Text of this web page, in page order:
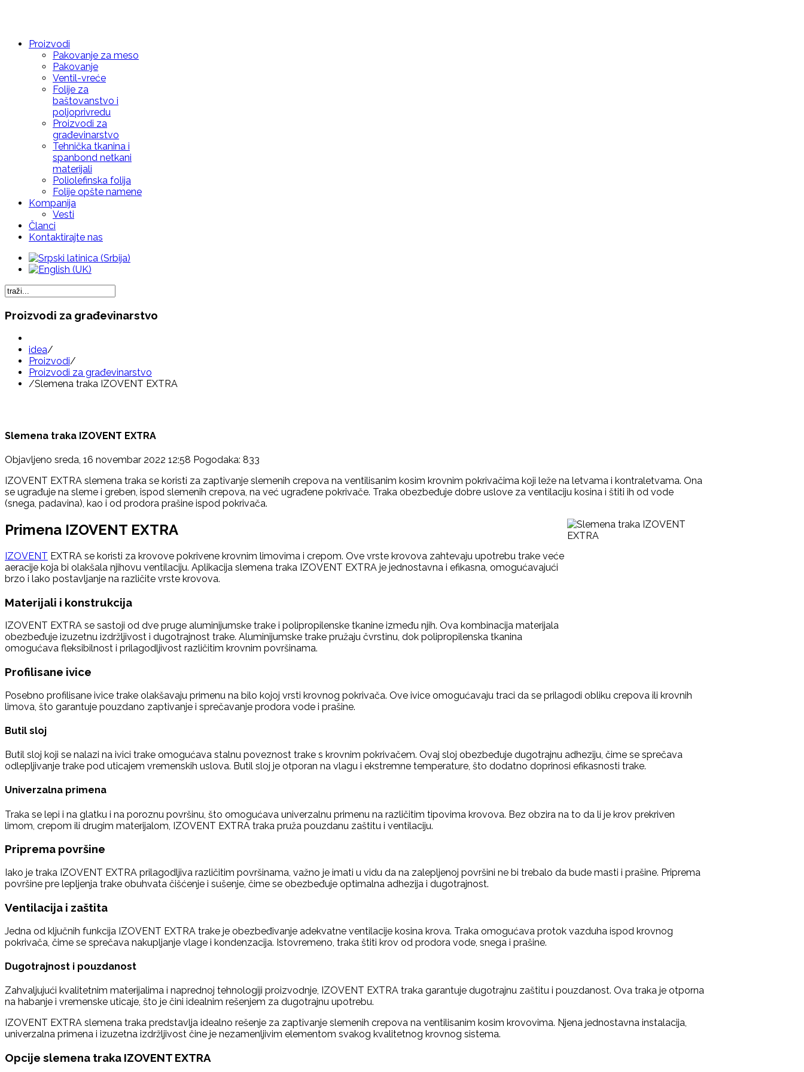
Proizvodi
Pakovanje za meso
Pakovanje
Ventil-vreće
Folije za
baštovanstvo i
poljoprivredu
Proizvodi za
građevinarstvo
Tehnička tkanina i
spanbond netkani
materijali
Poliolefinska folija
Folije opšte namene
Kompanija
Vesti
Članci
Kontaktirajte nas
Proizvodi za građevinarstvo
idea/
Proizvodi/
Proizvodi za građevinarstvo
/Slemena traka IZOVENT EXTRA
Slemena traka IZOVENT EXTRA
Objavljeno sreda, 16 novembar 2022 12:58 Pogodaka: 833
IZOVENT EXTRA slemena traka se koristi za zaptivanje slemenih crepova na ventilisanim kosim krovnim pokrivačima koji leže na letvama i kontraletvama. Ona
se ugrađuje na sleme i greben, ispod slemenih crepova, na već ugrađene pokrivače. Traka obezbeđuje dobre uslove za ventilaciju kosina i štiti ih od vode
(snega, padavina), kao i od prodora prašine ispod pokrivača.
Primena IZOVENT EXTRA
IZOVENT EXTRA se koristi za krovove pokrivene krovnim limovima i crepom. Ove vrste krovova zahtevaju upotrebu trake veće
aeracije koja bi olakšala njihovu ventilaciju. Aplikacija slemena traka IZOVENT EXTRA je jednostavna i efikasna, omogućavajući
brzo i lako postavljanje na različite vrste krovova.
Materijali i konstrukcija
IZOVENT EXTRA se sastoji od dve pruge aluminijumske trake i polipropilenske tkanine između njih. Ova kombinacija materijala
obezbeđuje izuzetnu izdržljivost i dugotrajnost trake. Aluminijumske trake pružaju čvrstinu, dok polipropilenska tkanina
omogućava fleksibilnost i prilagodljivost različitim krovnim površinama.
Profilisane ivice
Posebno profilisane ivice trake olakšavaju primenu na bilo kojoj vrsti krovnog pokrivača. Ove ivice omogućavaju traci da se prilagodi obliku crepova ili krovnih
limova, što garantuje pouzdano zaptivanje i sprečavanje prodora vode i prašine.
Butil sloj
Butil sloj koji se nalazi na ivici trake omogućava stalnu poveznost trake s krovnim pokrivačem. Ovaj sloj obezbeđuje dugotrajnu adheziju, čime se sprečava
odlepljivanje trake pod uticajem vremenskih uslova. Butil sloj je otporan na vlagu i ekstremne temperature, što dodatno doprinosi efikasnosti trake.
Univerzalna primena
Traka se lepi i na glatku i na poroznu površinu, što omogućava univerzalnu primenu na različitim tipovima krovova. Bez obzira na to da li je krov prekriven
limom, crepom ili drugim materijalom, IZOVENT EXTRA traka pruža pouzdanu zaštitu i ventilaciju.
Priprema površine
Iako je traka IZOVENT EXTRA prilagodljiva različitim površinama, važno je imati u vidu da na zalepljenoj površini ne bi trebalo da bude masti i prašine. Priprema
površine pre lepljenja trake obuhvata čišćenje i sušenje, čime se obezbeđuje optimalna adhezija i dugotrajnost.
Ventilacija i zaštita
Jedna od ključnih funkcija IZOVENT EXTRA trake je obezbeđivanje adekvatne ventilacije kosina krova. Traka omogućava protok vazduha ispod krovnog
pokrivača, čime se sprečava nakupljanje vlage i kondenzacija. Istovremeno, traka štiti krov od prodora vode, snega i prašine.
Dugotrajnost i pouzdanost
Zahvaljujući kvalitetnim materijalima i naprednoj tehnologiji proizvodnje, IZOVENT EXTRA traka garantuje dugotrajnu zaštitu i pouzdanost. Ova traka je otporna
na habanje i vremenske uticaje, što je čini idealnim rešenjem za dugotrajnu upotrebu.
IZOVENT EXTRA slemena traka predstavlja idealno rešenje za zaptivanje slemenih crepova na ventilisanim kosim krovovima. Njena jednostavna instalacija,
univerzalna primena i izuzetna izdržljivost čine je nezamenljivim elementom svakog kvalitetnog krovnog sistema.
Opcije slemena traka IZOVENT EXTRA